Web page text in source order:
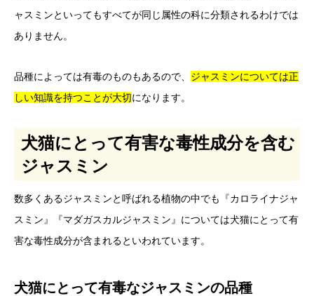
ャスミンといってもすべてが同じ属性の科に分類されるわけでは
ありません。
品種によっては有毒のものもあるので、 ジャスミンについては正
しい知識を持つことが大切になります。
犬猫にとって有害な毒性成分を含む
ジャスミン
数多くあるジャスミンと呼ばれる植物の中でも『カロライナジャ
スミン』『マダガスカルジャスミン』については犬猫にとって有
害な毒性成分が含まれるといわれています。
犬猫にとって有毒なジャスミンの品種